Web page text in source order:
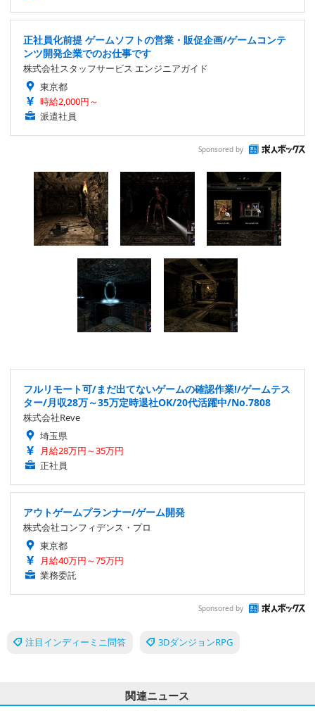
正社員化前提 ゲームソフトの営業・販促企画/ゲームコンテ
ンツ開発企業でのお仕事です
株式会社スタッフサービス エンジニアガイド
東京都
時給2,000円～
派遣社員
Sponsored by
フルリモート可/まだ出てないゲームの確認作業!/ゲームテス
ター/月収28万～35万定時退社OK/20代活躍中/No.7808
株式会社Reve
埼玉県
月給28万円～35万円
正社員
アウトゲームプランナー/ゲーム開発
株式会社コンフィデンス・プロ
東京都
月給40万円～75万円
業務委託
Sponsored by
注目インディーミニ問答 3DダンジョンRPG
関連ニュース